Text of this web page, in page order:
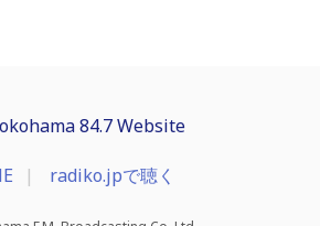
84.7 Website
radiko.jpで聴く